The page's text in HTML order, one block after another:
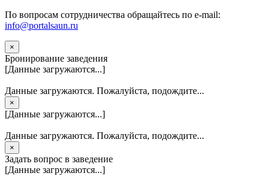
По вопросам сотрудничества обращайтесь по e-mail:
info@portalsaun.ru
×
Бронирование заведения
[Данные загружаются...]
Данные загружаются. Пожалуйста, подождите...
×
[Данные загружаются...]
Данные загружаются. Пожалуйста, подождите...
×
Задать вопрос в заведение
[Данные загружаются...]